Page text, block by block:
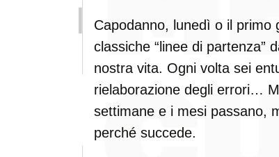
Capodanno, lunedì o il primo
classiche “linee di partenza”
nostra vita. Ogni volta sei
rielaborazione degli errori…
settimane e i mesi passano,
perché succede.